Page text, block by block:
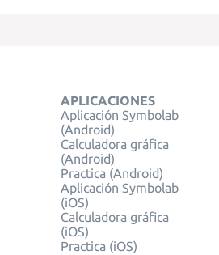
APLICACIONES
Aplicación Symbolab
(Android)
Calculadora gráfica
(Android)
Practica (Android)
Aplicación Symbolab
(iOS)
Calculadora gráfica
(iOS)
Practica (iOS)